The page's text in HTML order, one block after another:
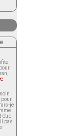
pour
je
être
il pas